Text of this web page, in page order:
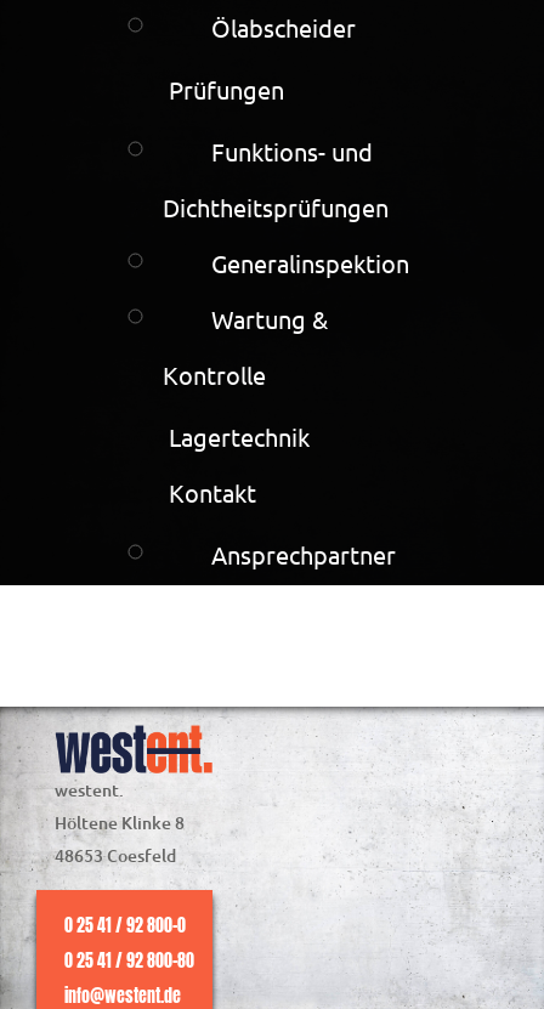
Ölabscheider
Prüfungen
Funktions- und
Dichtheitsprüfungen
Generalinspektion
Wartung &
Kontrolle
Lagertechnik
Kontakt
Ansprechpartner
westent.
Höltene Klinke 8
48653 Coesfeld
0 25 41 / 92 800-0
0 25 41 / 92 800-80
info@westent.de